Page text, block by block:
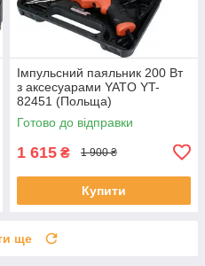
Імпульсний паяльник 200 Вт
з аксесуарами YATO YT-
82451 (Польща)
Готово до відправки
1 615 ₴ 1 900 ₴
Купити
ще